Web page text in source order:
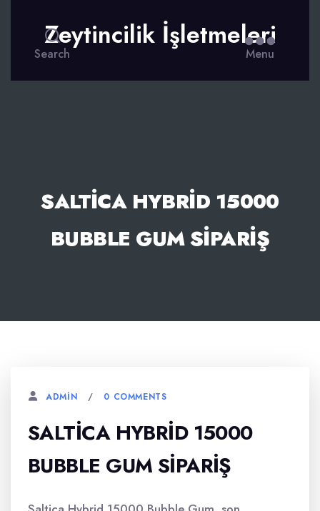
Search
Zeytincilik İşletmeleri
Menu
SALTICA HYBRID 15000
BUBBLE GUM SIPARIŞ
ADMIN 0 COMMENTS
SALTICA HYBRID 15000
BUBBLE GUM SIPARIŞ